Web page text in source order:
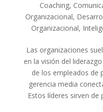
Coaching,
Organizacional,
Organizacional,
Las organizaciones
en la visión del
de los empleados de
gerencia media
Estos líderes sirven